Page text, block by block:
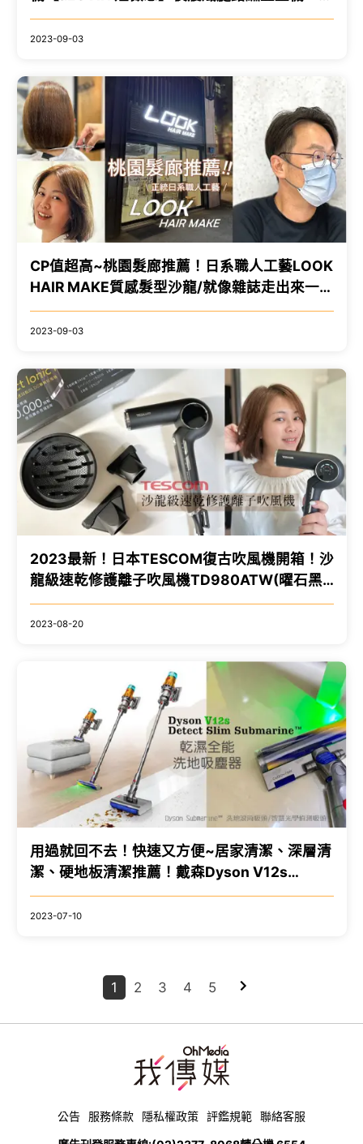
正重心/加速舒緩/鑽型3D強效編織/專利体趾束
環
2023-09-03
CP值超高~桃園髮廊推薦！日系職人工藝LOOK
HAIR MAKE質感髮型沙龍/就像雜誌走出來一樣
美！
2023-09-03
2023最新！日本TESCOM復古吹風機開箱！沙
龍級速乾修護離子吹風機TD980ATW(曜石黑)
超輕/速乾/大風量/護髮吹風機/液晶螢幕/磁吸
吹嘴
2023-08-20
用過就回不去！快速又方便~居家清潔、深層清
潔、硬地板清潔推薦！戴森Dyson V12s
Detect Slim Submarine™乾濕全能洗地吸塵器
2023-07-10
1 2 3 4 5
公告 服務條款 隱私權政策 評鑑規範 聯絡客服